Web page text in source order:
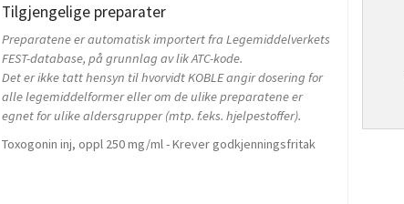
Tilgjengelige preparater
Preparatene er automatisk importert fra Legemiddelverkets
FEST-database, på grunnlag av lik ATC-kode.
Det er ikke tatt hensyn til hvorvidt KOBLE angir dosering for
alle legemiddelformer eller om de ulike preparatene er
egnet for ulike aldersgrupper (mtp. f.eks. hjelpestoffer).
Toxogonin inj, oppl 250 mg/ml - Krever godkjenningsfritak